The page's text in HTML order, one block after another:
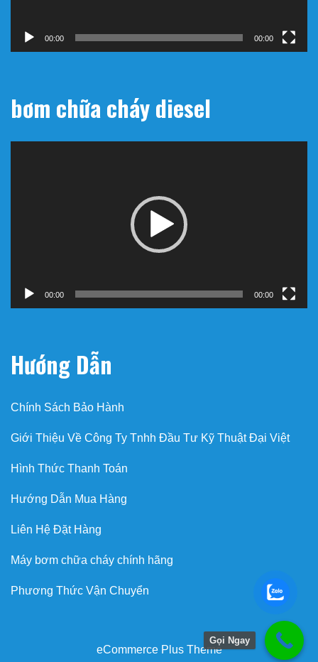
00:00 00:00
bơm chữa cháy diesel
00:00 00:00
Hướng Dẫn
Chính Sách Bảo Hành
Giới Thiệu Về Công Ty Tnhh Đầu Tư Kỹ Thuật Đại Việt
Hình Thức Thanh Toán
Hướng Dẫn Mua Hàng
Liên Hệ Đặt Hàng
Máy bơm chữa cháy chính hãng
Phương Thức Vận Chuyển
eCommerce Plus Theme
Gọi Ngay